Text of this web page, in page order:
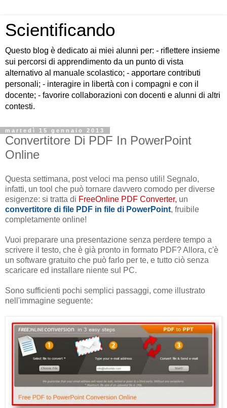
Scientificando
Questo blog è dedicato ai miei alunni per: - riflettere insieme
sui percorsi di apprendimento da un punto di vista
alternativo al manuale scolastico; - apportare contributi
personali; - interagire in libertà con i compagni e con il
docente; - favorire collaborazioni con docenti e alunni di altri
contesti.
martedì 15 gennaio 2013
Convertitore Di PDF In PowerPoint
Online
Questa settimana, post veloci ma penso utili! Segnalo,
infatti, un tool che può tornare davvero comodo per diverse
esigenze: si tratta di FreeOnline PDF Converter, un
convertitore di file PDF in file di PowerPoint, fruibile
completamente online!
Vuoi preparare una presentazione senza perdere tempo a
scrivere il testo, che è già pronto in formato PDF? Allora, c'è
un software gratuito che può farlo per te, e tutto ciò senza
scaricare ed installare niente sul PC.
Sono sufficienti pochi semplici passaggi, come illustrato
nell'immagine seguente: